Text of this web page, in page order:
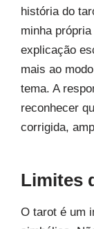
história do
minha
explicação
mais ao
tema. A
reconhecer
corrigida,
Limites
O tarot é um